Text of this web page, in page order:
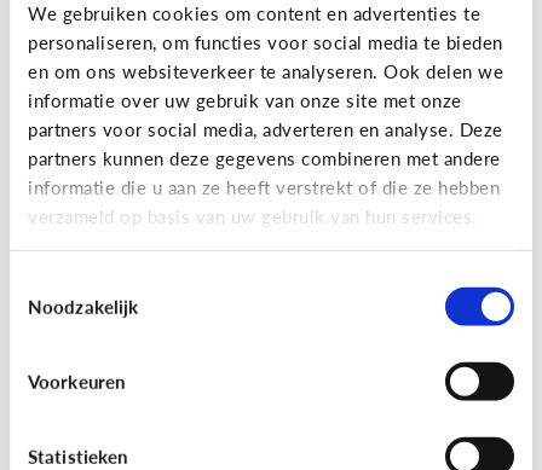
We gebruiken cookies om content en advertenties te
personaliseren, om functies voor social media te bieden
en om ons websiteverkeer te analyseren. Ook delen we
informatie over uw gebruik van onze site met onze
partners voor social media, adverteren en analyse. Deze
partners kunnen deze gegevens combineren met andere
informatie die u aan ze heeft verstrekt of die ze hebben
verzameld op basis van uw gebruik van hun services.
Noodzakelijk
Voorkeuren
Statistieken
Wat is Fall Guys?
Gaming
[Video] Gamet mijn kind teveel?